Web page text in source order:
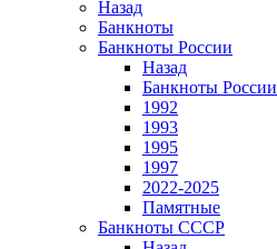
Назад
Банкноты
Банкноты России
Назад
Банкноты России
1992
1993
1995
1997
2022-2025
Памятные
Банкноты СССР